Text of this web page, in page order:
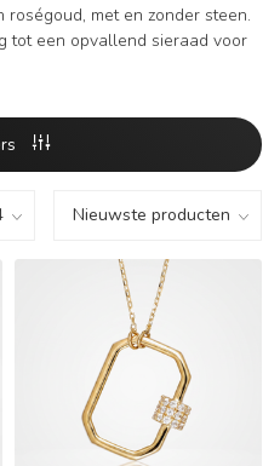
met en zonder steen.
tot een opvallend sieraad voor